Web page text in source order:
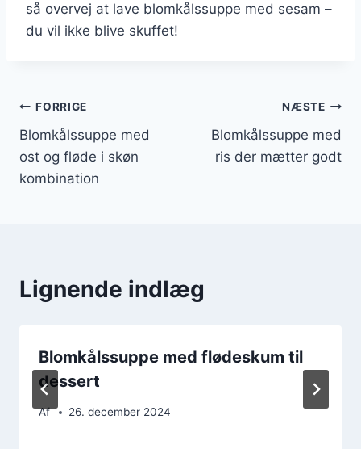
så overvej at lave blomkålssuppe med sesam –
du vil ikke blive skuffet!
Indlægsnavigation
FORRIGE
Blomkålssuppe med
ost og fløde i skøn
kombination
NÆSTE
Blomkålssuppe med
ris der mætter godt
Lignende indlæg
Blomkålssuppe med flødeskum til
dessert
Af 26. december 2024